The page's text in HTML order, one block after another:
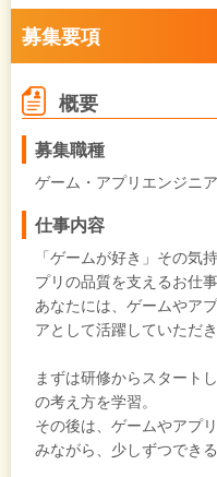
募集要項
概要
募集職種
ゲーム・アプリエンジニア
仕事内容
「ゲームが好き」その気
プリの品質を支えるお仕
あなたには、ゲームやア
アとして活躍していただき
まずは研修からスタート
の考え方を学習。
その後は、ゲームやアプ
みながら、少しずつでき